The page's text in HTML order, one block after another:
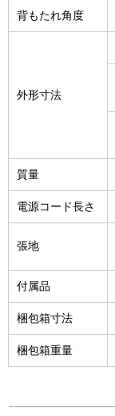
背もたれ角度
外形寸法
質量
電源コード長さ
張地
付属品
梱包箱寸法
梱包箱重量